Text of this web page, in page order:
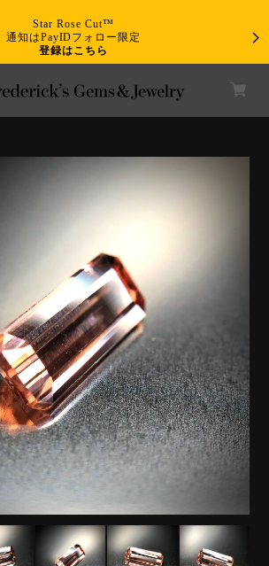
Star Rose Cut™
通知はPayIDフォロー限定
登録はこちら